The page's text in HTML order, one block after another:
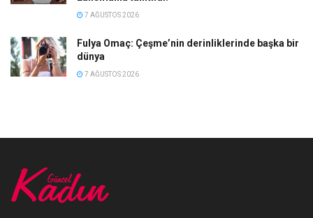
7 AĞUSTOS 2026
Fulya Omaç: Çeşme’nin derinliklerinde başka bir
dünya
7 AĞUSTOS 2026